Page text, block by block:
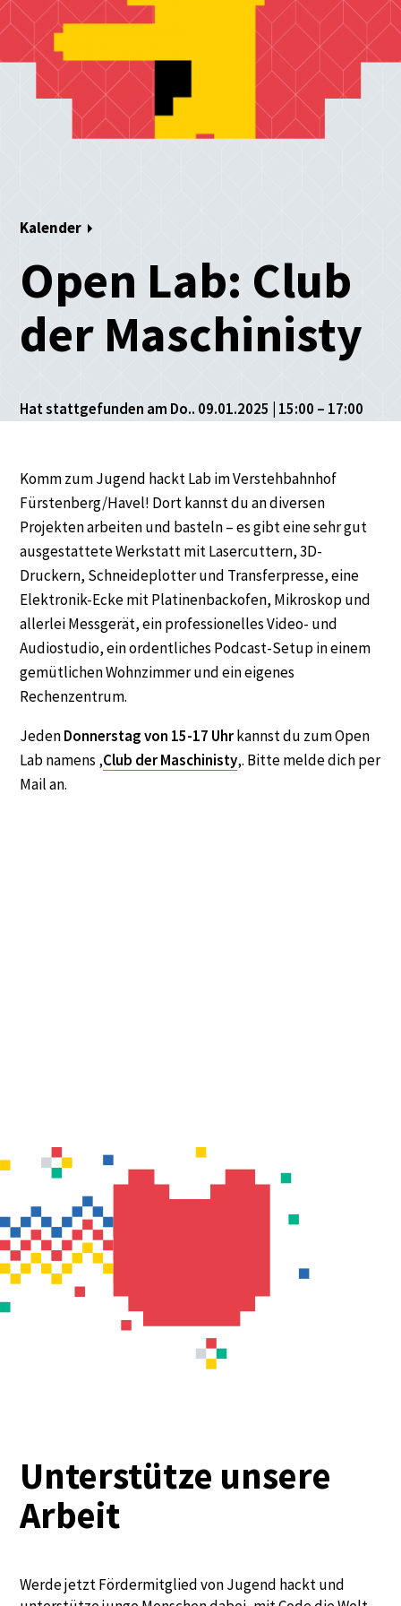
Kalender
Open Lab: Club
der Maschinisty
Hat stattgefunden am Do.. 09.01.2025 | 15:00 – 17:00
Komm zum Jugend hackt Lab im Verstehbahnhof
Fürstenberg/Havel! Dort kannst du an diversen
Projekten arbeiten und basteln – es gibt eine sehr gut
ausgestattete Werkstatt mit Lasercuttern, 3D-
Druckern, Schneideplotter und Transferpresse, eine
Elektronik-Ecke mit Platinenbackofen, Mikroskop und
allerlei Messgerät, ein professionelles Video- und
Audiostudio, ein ordentliches Podcast-Setup in einem
gemütlichen Wohnzimmer und ein eigenes
Rechenzentrum.
JedenDonnerstag von 15-17 Uhrkannst du zum Open
Lab namens ‚Club der Maschinisty‚. Bitte melde dich per
Mail an.
Unterstütze unsere
Arbeit
Werde jetzt Fördermitglied von Jugend hackt und